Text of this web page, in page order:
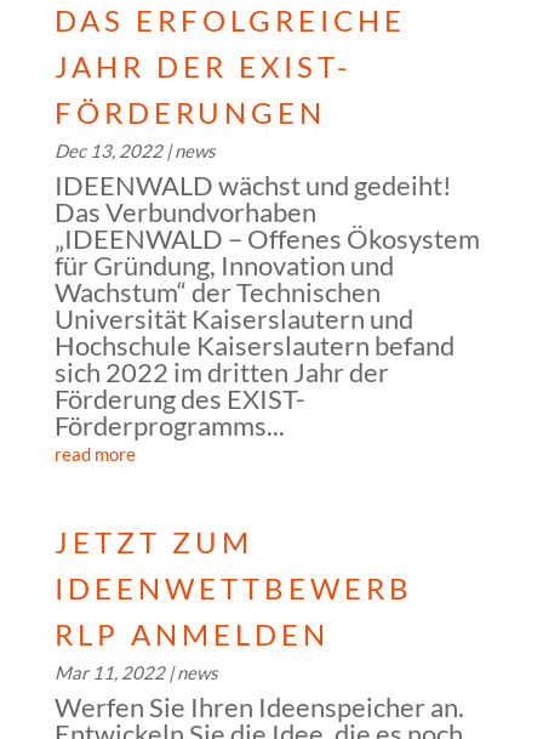
DAS ERFOLGREICHE
JAHR DER EXIST-
FÖRDERUNGEN
Dec 13, 2022|news
IDEENWALD wächst und gedeiht!
Das Verbundvorhaben
„IDEENWALD – Offenes Ökosystem
für Gründung, Innovation und
Wachstum“ der Technischen
Universität Kaiserslautern und
Hochschule Kaiserslautern befand
sich 2022 im dritten Jahr der
Förderung des EXIST-
Förderprogramms...
read more
JETZT ZUM
IDEENWETTBEWERB
RLP ANMELDEN
Mar 11, 2022|news
Werfen Sie Ihren Ideenspeicher an.